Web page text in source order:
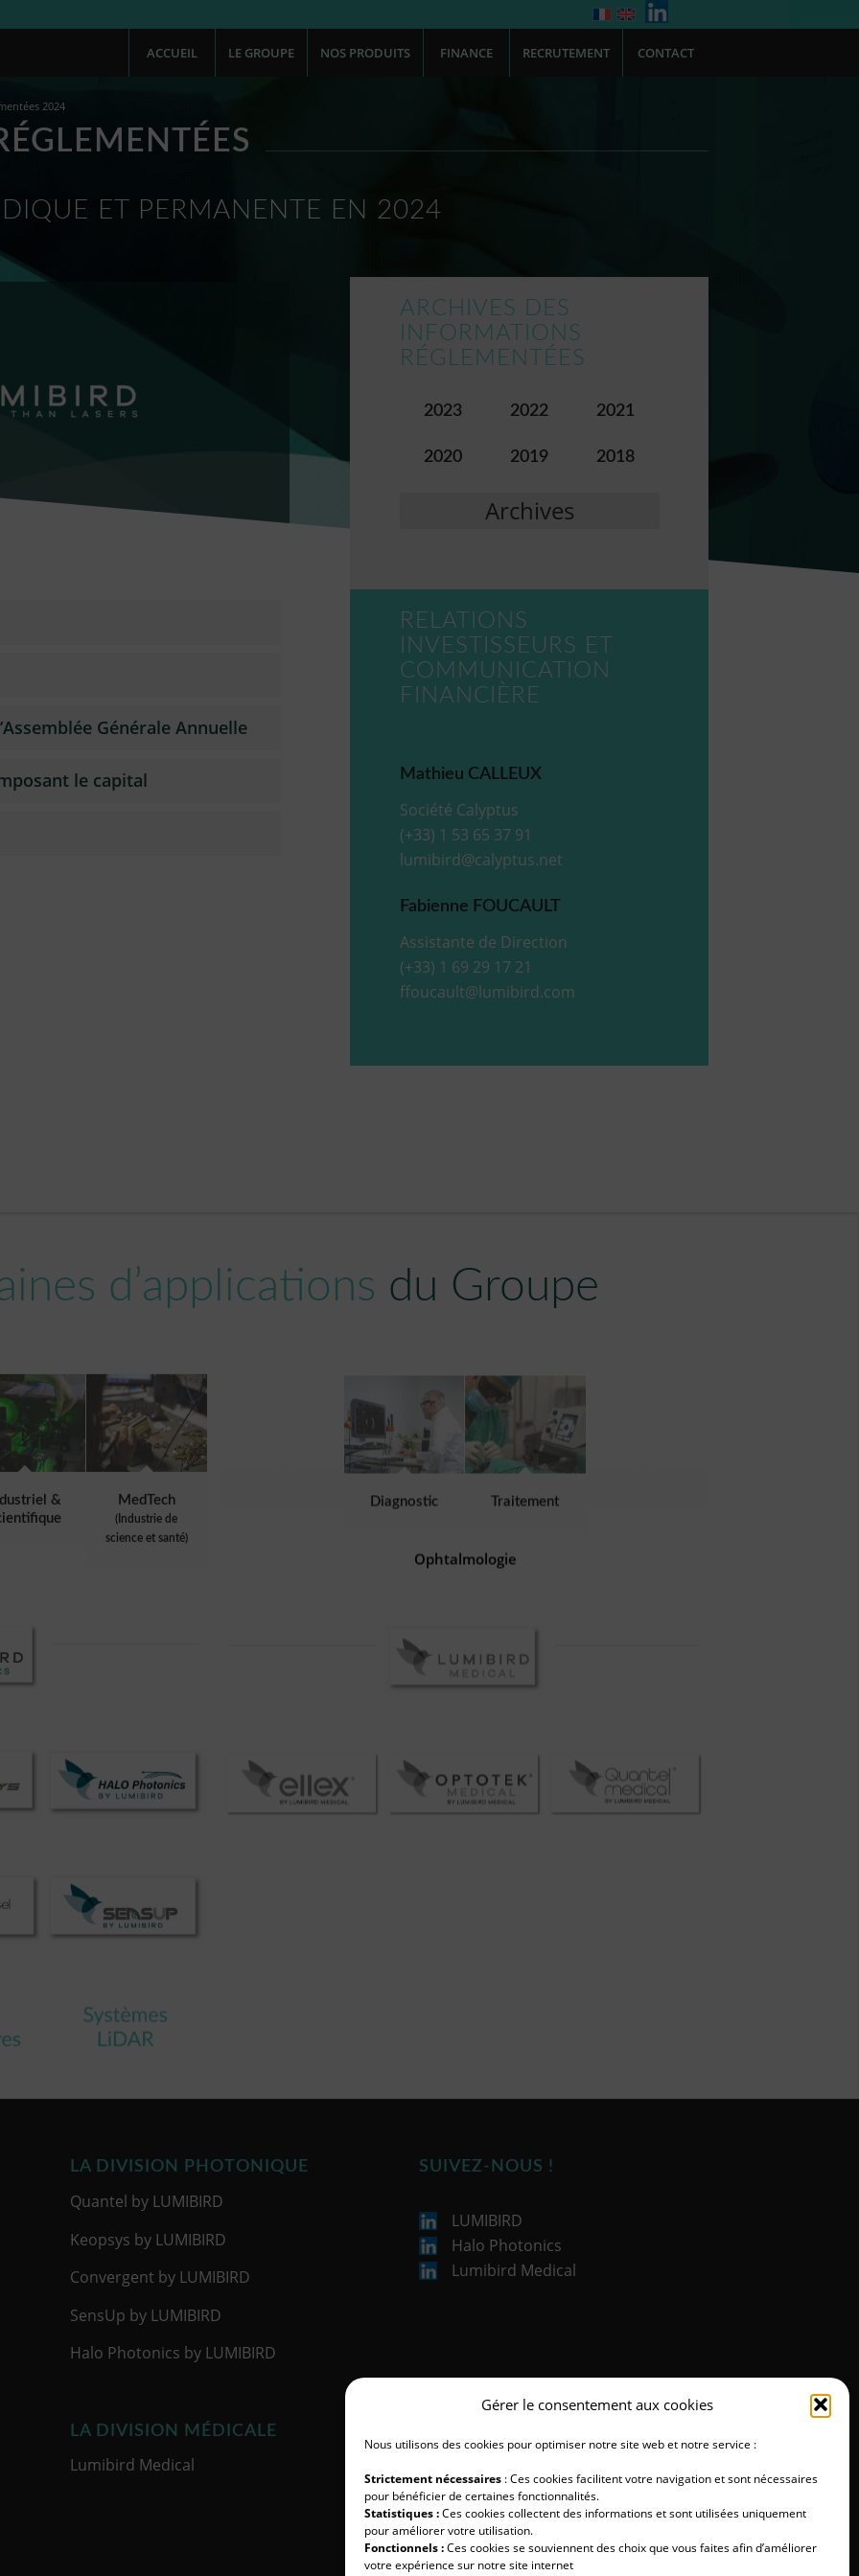
Gérer le consentement aux cookies
Nous utilisons des cookies pour optimiser notre site web et notre service :
Strictement nécessaires : Ces cookies facilitent votre navigation et sont nécessaires
pour bénéficier de certaines fonctionnalités.
Statistiques :Ces cookies collectent des informations et sont utilisées uniquement
pour améliorer votre utilisation.
Fonctionnels :Ces cookies se souviennent des choix que vous faites afin d’améliorer
votre expérience sur notre site internet
ACCUEIL LE GROUPE NOS PRODUITS FINANCE RECRUTEMENT CONTACT
2024
ET PERMANENTE EN 2024
ARCHIVES DES
INFORMATIONS
RÉGLEMENTÉES
2023 2022 2021
2020 2019 2018
Archives
Générale Annuelle
le capital
RELATIONS
INVESTISSEURS ET
COMMUNICATION
FINANCIÈRE
Mathieu CALLEUX
Société Calyptus
(+33) 1 53 65 37 91
lumibird@calyptus.net
Fabienne FOUCAULT
Assistante de Direction
(+33) 1 69 29 17 21
ffoucault@lumibird.com
d’applications du Groupe
&
MedTech
(Industrie de
science et santé)
Diagnostic Traitement
Ophtalmologie
LA DIVISION PHOTONIQUE
Quantel by LUMIBIRD
Keopsys by LUMIBIRD
Convergent by LUMIBIRD
SensUp by LUMIBIRD
Halo Photonics by LUMIBIRD
LA DIVISION MÉDICALE
Lumibird Medical
SUIVEZ-NOUS !
LUMIBIRD
Halo Photonics
Lumibird Medical